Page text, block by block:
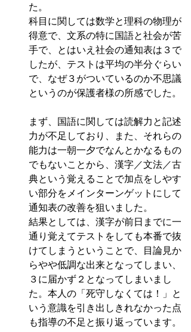
た。
科目に関しては数学と理科の物理が
得意で、文系の特に国語と社会が苦
手で、とはいえ社会の通知表は３で
したが、テストは平均の半分ぐらい
で、なぜ３がついているのか不思議
というのが保護者様の所感でした。
まず、国語に関しては読解力と記述
力が不足しており、また、それらの
能力は一朝一夕でなんとかなるもの
でもないことから、漢字／文法／古
典という覚えることで加点をしやす
い部分をメインターンゲットにして
通知表の改善を狙いました。
結果としては、漢字が前日までに一
通り覚えてテストをしても本番で抜
けてしまうということで、目論見か
らやや低調な出来となってしまい、
３に届かず２となってしまいまし
た。本人の「死守しなくては！」と
いう意識を引き出しきれなかった点
も指導の不足と振り返っています。